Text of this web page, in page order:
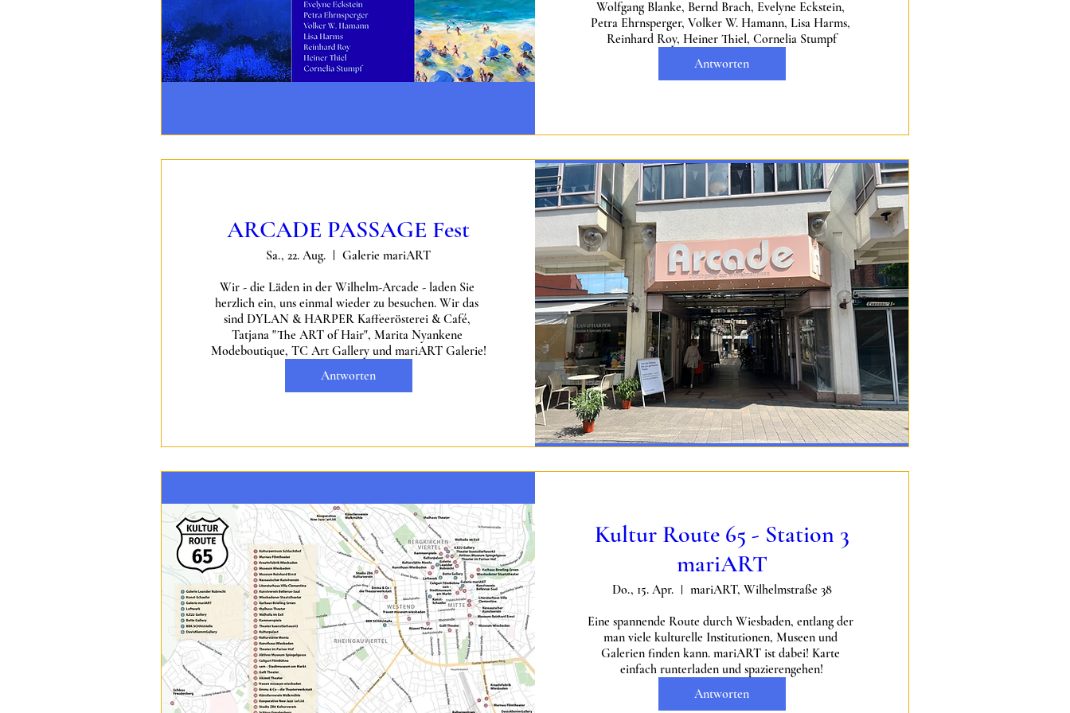
Wolfgang Blanke, Bernd Brach, Evelyne Eckstein,
Petra Ehrnsperger, Volker W. Hamann, Lisa Harms,
Reinhard Roy, Heiner Thiel, Cornelia Stumpf
Antworten
ARCADE PASSAGE Fest
Sa., 22. Aug.
Galerie mariART
Wir - die Läden in der Wilhelm-Arcade - laden Sie
herzlich ein, uns einmal wieder zu besuchen. Wir das
sind DYLAN & HARPER Kaffeerösterei & Café,
Tatjana "The ART of Hair", Marita Nyankene
Modeboutique, TC Art Gallery und mariART Galerie!
Antworten
Kultur Route 65 - Station 3
mariART
Do., 15. Apr.
mariART, Wilhelmstraße 38
Eine spannende Route durch Wiesbaden, entlang der
man viele kulturelle Institutionen, Museen und
Galerien finden kann. mariART ist dabei! Karte
einfach runterladen und spazierengehen!
Antworten